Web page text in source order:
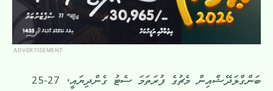
ADVERTISEMENT
ބަންގްލަދޭޝްއިން މެޗުގެ ފުރަތަމަ ސެޓު ގެންދިޔައީ، 27-25